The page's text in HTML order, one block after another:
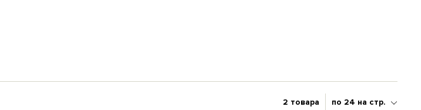
2 товара по 24 на стр.